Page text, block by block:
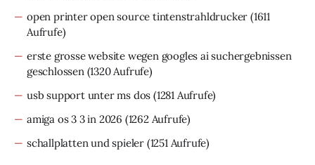
open printer open source tintenstrahldrucker (1611
Aufrufe)
erste grosse website wegen googles ai suchergebnissen
geschlossen (1320 Aufrufe)
usb support unter ms dos (1281 Aufrufe)
amiga os 3 3 in 2026 (1262 Aufrufe)
schallplatten und spieler (1251 Aufrufe)